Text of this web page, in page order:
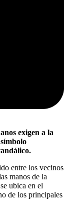
exigen a la
entre los vecinos
manos de la
ubica en el
de los principales